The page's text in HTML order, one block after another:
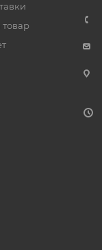
товар